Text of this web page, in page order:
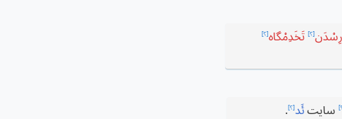
رِسْدَن[؟] تَخَدِمْگاه[؟]
سایتئَد[؟].